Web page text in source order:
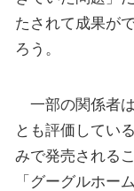
たされて成果が
ろう。
一部の関係者
とも評価してい
みで発売される
「グーグルホー